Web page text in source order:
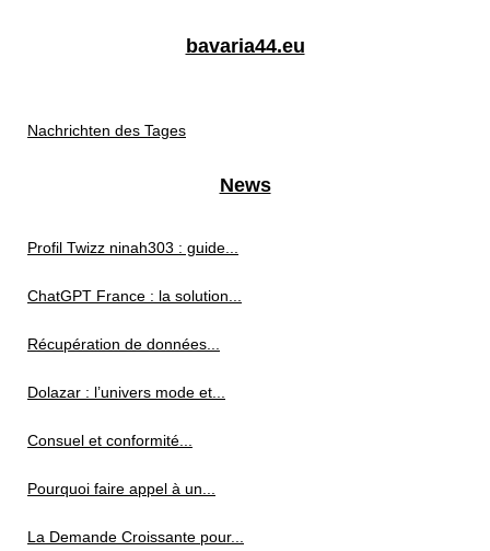
bavaria44.eu
Nachrichten des Tages
News
Profil Twizz ninah303 : guide...
ChatGPT France : la solution...
Récupération de données...
Dolazar : l’univers mode et...
Consuel et conformité...
Pourquoi faire appel à un...
La Demande Croissante pour...